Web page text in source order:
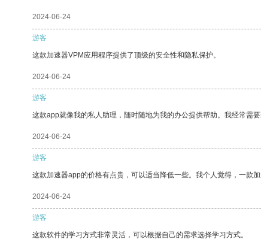
2024-06-24
游客
这款加速器VPM应用程序提供了顶级的安全性和隐私保护。
2024-06-24
游客
这款app就像我的私人助理，随时随地为我的办公提供帮助。我经常需
2024-06-24
游客
这款加速器app的价格有点贵，可以适当降低一些。我个人觉得，一款
2024-06-24
游客
这款软件的学习方式非常灵活，可以根据自己的需求选择学习方式。